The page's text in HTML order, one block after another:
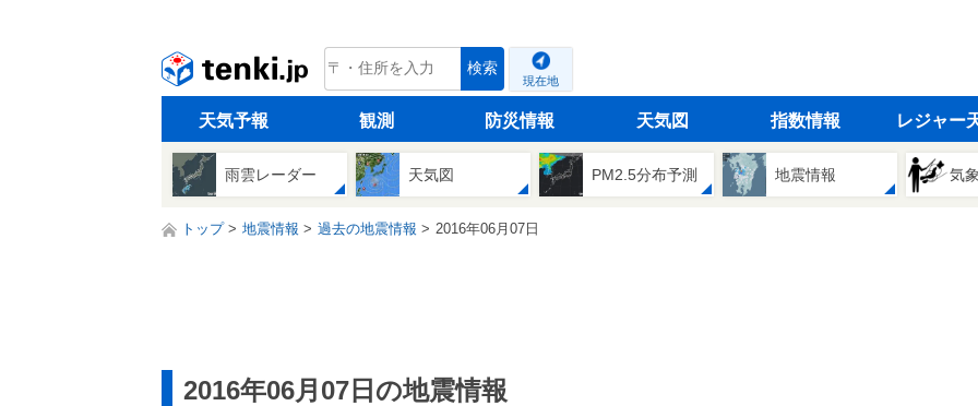
tenki.jp 検索
現在地
天気予報 観測 防災情報 天気図 指数情報 レジャー
雨雲レーダー 天気図 PM2.5分布予測 地震情報 気
トップ 地震情報 過去の地震情報 2016年06月07日
2016年06月07日の地震情報